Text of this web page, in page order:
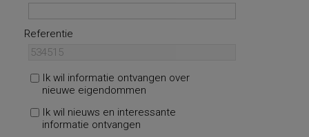
Referentie
Ik wil informatie ontvangen over
nieuwe eigendommen
Ik wil nieuws en interessante
informatie ontvangen